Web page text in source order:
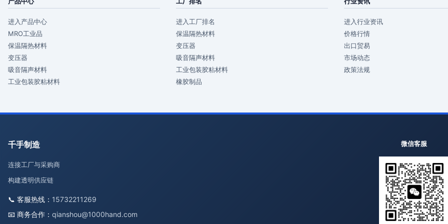
进入产品中心
MRO工业品
保温隔热材料
变压器
吸音隔声材料
工业包装胶粘材料
进入工厂排名
保温隔热材料
变压器
吸音隔声材料
工业包装胶粘材料
橡胶制品
进入行业资讯
价格行情
出口贸易
市场动态
政策法规
千手制造
连接工厂与采购商
构建透明供应链
📞 客服热线： 15732211269
📧 商务合作： qianshou@1000hand.com
微信客服